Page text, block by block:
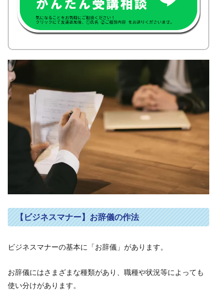
【ビジネスマナー】お辞儀の作法
ビジネスマナーの基本に「お辞儀」があります。
お辞儀にはさまざまな種類があり、職種や状況等によっても
使い分けがあります。